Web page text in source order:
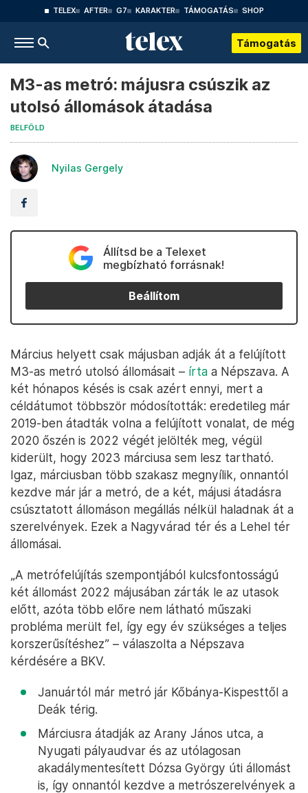
TELEX AFTER G7 KARAKTER TÁMOGATÁS SHOP
Támogatás
M3-as metró: májusra csúszik az
utolsó állomások átadása
BELFÖLD
Nyilas Gergely
Állítsd be a Telexet
megbízható forrásnak!
Beállítom
Március helyett csak májusban adják át a felújított
M3-as metró utolsó állomásait – írta a Népszava. A
két hónapos késés is csak azért ennyi, mert a
céldátumot többször módosították: eredetileg már
2019-ben átadták volna a felújított vonalat, de még
2020 őszén is 2022 végét jelölték meg, végül
kiderült, hogy 2023 márciusa sem lesz tartható.
Igaz, márciusban több szakasz megnyílik, onnantól
kezdve már jár a metró, de a két, májusi átadásra
csúsztatott állomáson megállás nélkül haladnak át a
szerelvények. Ezek a Nagyvárad tér és a Lehel tér
állomásai.
„A metrófelújítás szempontjából kulcsfontosságú
két állomást 2022 májusában zárták le az utasok
előtt, azóta több előre nem látható műszaki
probléma merült fel, így egy év szükséges a teljes
korszerűsítéshez” – válaszolta a Népszava
kérdésére a BKV.
Januártól már metró jár Kőbánya-Kispesttől a
Deák térig.
Márciusra átadják az Arany János utca, a
Nyugati pályaudvar és az utólagosan
akadálymentesített Dózsa György úti állomást
is, így onnantól kezdve a metrószerelvények a